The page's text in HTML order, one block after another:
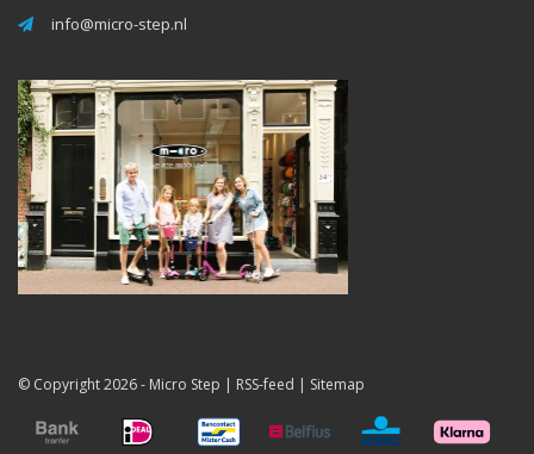
info@micro-step.nl
© Copyright 2026 - Micro Step | RSS-feed | Sitemap